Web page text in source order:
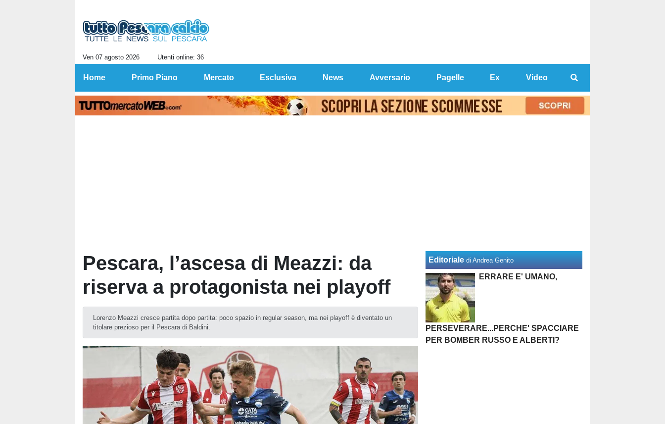
Ven 07 agosto 2026 Utenti online: 36
Home Primo Piano Mercato Esclusiva News Avversario Pagelle Ex Video
Pescara, l’ascesa di Meazzi: da
riserva a protagonista nei playoff
Lorenzo Meazzi cresce partita dopo partita: poco spazio in regular season, ma nei playoff è diventato un
titolare prezioso per il Pescara di Baldini.
Editoriale di Andrea Genito
ERRARE E' UMANO,
PERSEVERARE...PERCHE' SPACCIARE
PER BOMBER RUSSO E ALBERTI?